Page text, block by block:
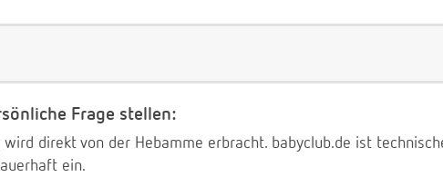
Frage stellen:
direkt von der Hebamme erbracht. babyclub.de ist
ein.